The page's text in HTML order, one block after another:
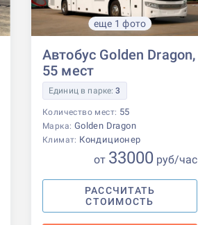
еще 1 фото
Автобус Golden Dragon,
55 мест
Единиц в парке:3
Количество мест: 55
Марка: Golden Dragon
Климат: Кондиционер
от 33000 руб/час
РАССЧИТАТЬ
СТОИМОСТЬ